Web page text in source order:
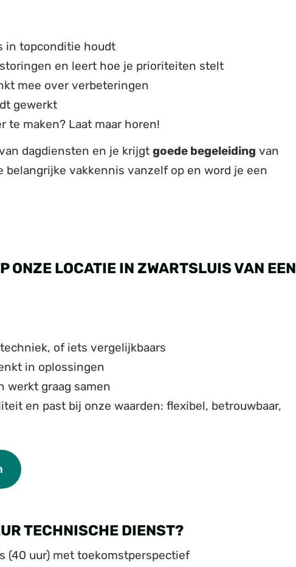
in topconditie houdt
en leert hoe je prioriteiten stelt
mee over verbeteringen
gewerkt
te maken? Laat maar horen!
dagdiensten en je krijgt goede begeleiding van
belangrijke vakkennis vanzelf op en word je een
ONZE LOCATIE IN ZWARTSLUIS VAN EEN
of iets vergelijkbaars
in oplossingen
werkt graag samen
en past bij onze waarden: flexibel, betrouwbaar,
TECHNISCHE DIENST?
(40 uur) met toekomstperspectief